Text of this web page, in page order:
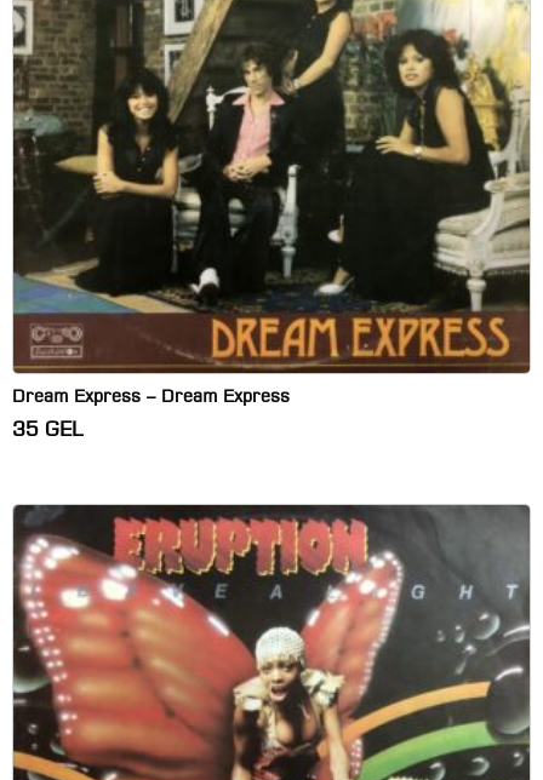
Dream Express – Dream Express
35 GEL